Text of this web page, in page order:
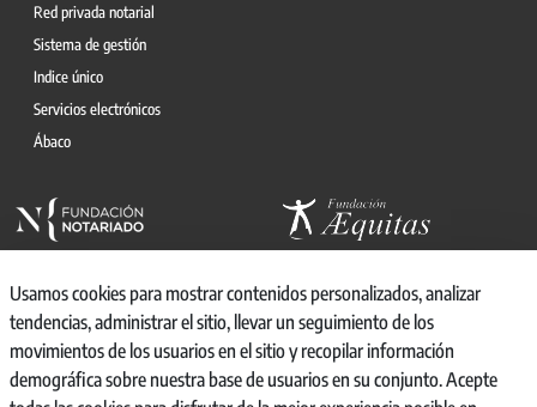
Red privada notarial
Sistema de gestión
Indice único
Servicios electrónicos
Ábaco
© 2026, CONSEJO GENERAL DEL NOTARIO
CANAL INTERNO DE INFORMACIÓN
Usamos cookies para mostrar contenidos personalizados, analizar
tendencias, administrar el sitio, llevar un seguimiento de los
movimientos de los usuarios en el sitio y recopilar información
demográfica sobre nuestra base de usuarios en su conjunto. Acepte